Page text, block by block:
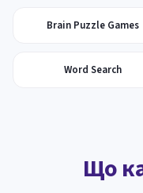
Brain Puzzle Games
Word Search
Що